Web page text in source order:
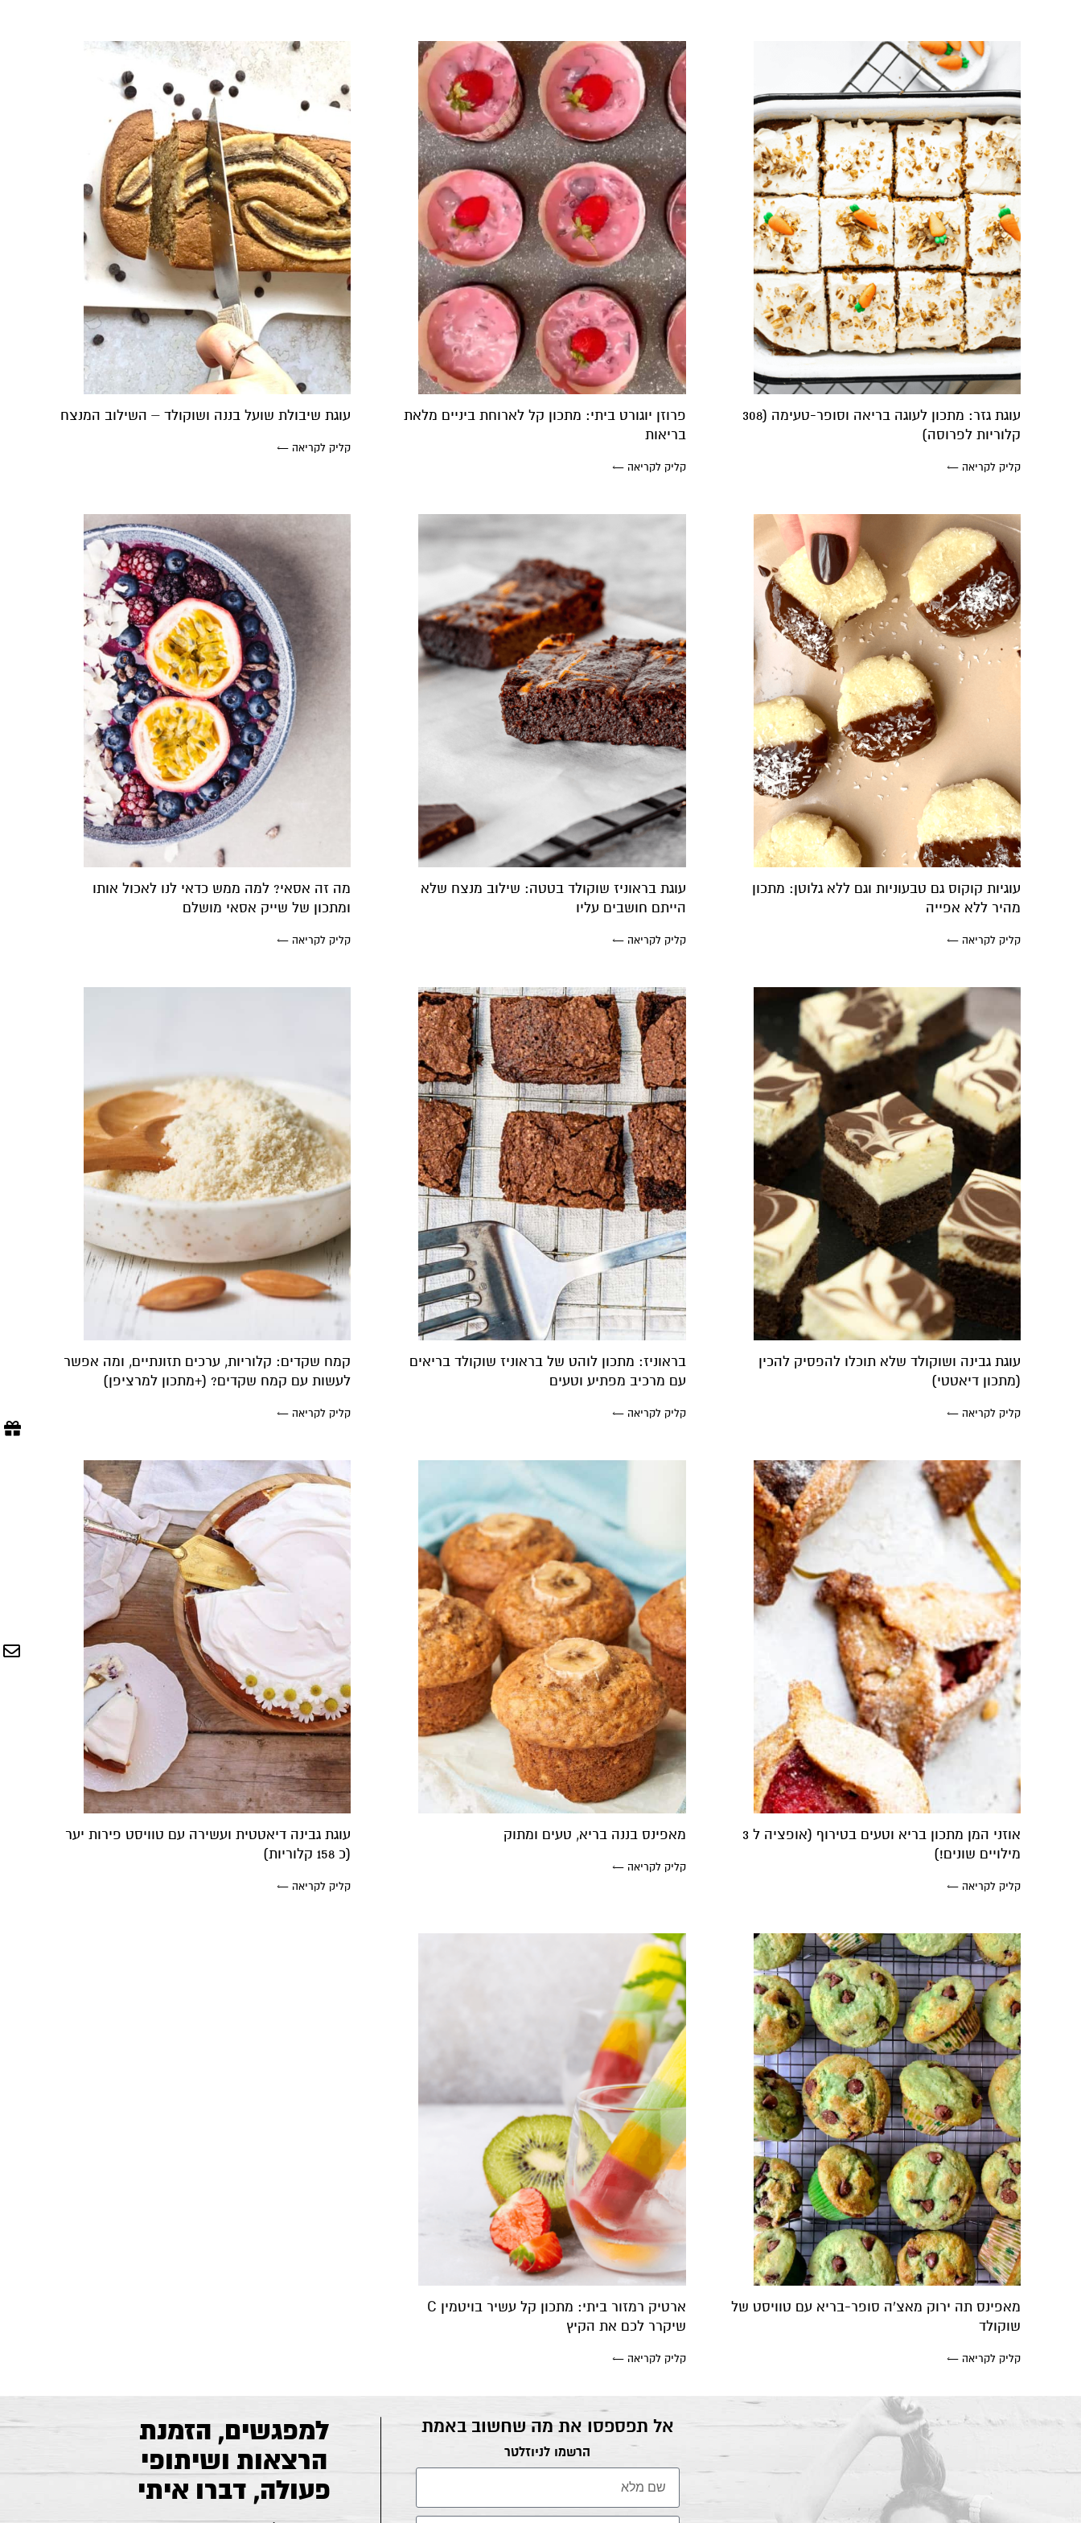
הודעה ישירה לקליניקה של קרן אן בוואטסאפ
עוגת גזר: מתכון לעוגה בריאה וסופר-טעימה (308
קלוריות לפרוסה)
קליק לקריאה ←
פרוזן יוגורט ביתי: מתכון קל לארוחת ביניים מלאת
בריאות
קליק לקריאה ←
עוגת שיבולת שועל בננה ושוקולד – השילוב המנצח
קליק לקריאה ←
עוגיות קוקוס גם טבעוניות וגם ללא גלוטן: מתכון
מהיר ללא אפייה
קליק לקריאה ←
עוגת בראוניז שוקולד בטטה: שילוב מנצח שלא
הייתם חושבים עליו
קליק לקריאה ←
מה זה אסאי? למה ממש כדאי לנו לאכול אותו
ומתכון של שייק אסאי מושלם
קליק לקריאה ←
עוגת גבינה ושוקולד שלא תוכלו להפסיק להכין
(מתכון דיאטטי)
קליק לקריאה ←
בראוניז: מתכון לוהט של בראוניז שוקולד בריאים
עם מרכיב מפתיע וטעים
קליק לקריאה ←
קמח שקדים: קלוריות, ערכים תזונתיים, ומה אפשר
לעשות עם קמח שקדים? (+מתכון למרציפן)
קליק לקריאה ←
אוזני המן מתכון בריא וטעים בטירוף (אופציה ל 3
מילויים שונים!)
קליק לקריאה ←
מאפינס בננה בריא, טעים ומתוק
קליק לקריאה ←
עוגת גבינה דיאטטית ועשירה עם טוויסט פירות יער
(כ 158 קלוריות)
קליק לקריאה ←
מאפינס תה ירוק מאצ'ה סופר-בריא עם טוויסט של
שוקולד
קליק לקריאה ←
ארטיק רמזור ביתי: מתכון קל עשיר בויטמין C
שיקרר לכם את הקיץ
קליק לקריאה ←
אל תפספסו את מה שחשוב באמת
הרשמו לניוזלטר
למפגשים, הזמנת
הרצאות ושיתופי
פעולה, דברו איתי